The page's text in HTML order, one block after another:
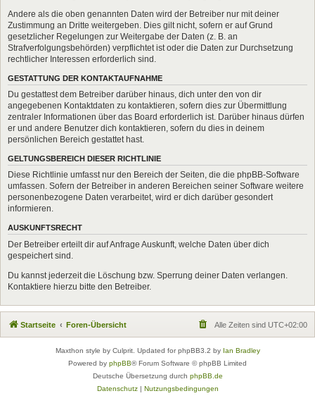
Andere als die oben genannten Daten wird der Betreiber nur mit deiner
Zustimmung an Dritte weitergeben. Dies gilt nicht, sofern er auf Grund
gesetzlicher Regelungen zur Weitergabe der Daten (z. B. an
Strafverfolgungsbehörden) verpflichtet ist oder die Daten zur Durchsetzung
rechtlicher Interessen erforderlich sind.
GESTATTUNG DER KONTAKTAUFNAHME
Du gestattest dem Betreiber darüber hinaus, dich unter den von dir
angegebenen Kontaktdaten zu kontaktieren, sofern dies zur Übermittlung
zentraler Informationen über das Board erforderlich ist. Darüber hinaus dürfen
er und andere Benutzer dich kontaktieren, sofern du dies in deinem
persönlichen Bereich gestattet hast.
GELTUNGSBEREICH DIESER RICHTLINIE
Diese Richtlinie umfasst nur den Bereich der Seiten, die die phpBB-Software
umfassen. Sofern der Betreiber in anderen Bereichen seiner Software weitere
personenbezogene Daten verarbeitet, wird er dich darüber gesondert
informieren.
AUSKUNFTSRECHT
Der Betreiber erteilt dir auf Anfrage Auskunft, welche Daten über dich
gespeichert sind.
Du kannst jederzeit die Löschung bzw. Sperrung deiner Daten verlangen.
Kontaktiere hierzu bitte den Betreiber.
Startseite Foren-Übersicht Alle Zeiten sind UTC+02:00
Maxthon style by Culprit. Updated for phpBB3.2 by Ian Bradley
Powered by phpBB® Forum Software © phpBB Limited
Deutsche Übersetzung durch phpBB.de
Datenschutz| Nutzungsbedingungen